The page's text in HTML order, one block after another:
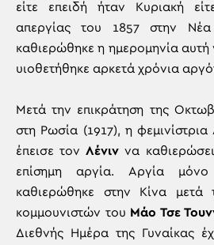
είτε επειδή ήταν Κυριακή
απεργίας του 1857 στην Νέα
καθιερώθηκε η ημερομηνία αυτή
υιοθετήθηκε αρκετά χρόνια
Μετά την επικράτηση της
στη Ρωσία (1917), η
έπεισε τον Λένιννα
επίσημη αργία. Αργία
καθιερώθηκε στην Κίνα μετά
κομμουνιστών του Μάο Τσε
Διεθνής Ημέρα της Γυναίκας